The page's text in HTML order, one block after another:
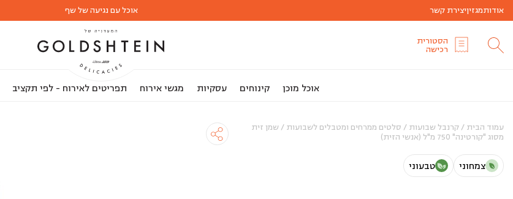
אוכל עם נגיעה של שף אודותמגזיןיצירת קשר
הסטורית
רכישה
אוכל מוכן קינוחים עסקיות מגשי אירוח תפריטים לאירוח - לפי תקציב
עמוד הבית / קרנבל שבועות / סלטים ממרחים ומטבלים לשבועות / שמן זית
מסוג "קורטינה" 750 מ"ל (אנשי הזית)
צמחוני טבעוני